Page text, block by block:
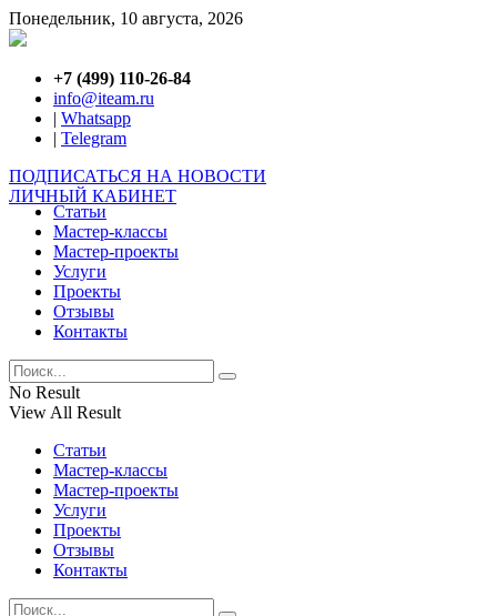
Понедельник, 10 августа, 2026
+7 (499) 110-26-84
info@iteam.ru
| Whatsapp
| Telegram
ПОДПИСАТЬСЯ НА НОВОСТИ
ЛИЧНЫЙ КАБИНЕТ
Статьи
Мастер-классы
Мастер-проекты
Услуги
Проекты
Отзывы
Контакты
No Result
View All Result
Статьи
Мастер-классы
Мастер-проекты
Услуги
Проекты
Отзывы
Контакты